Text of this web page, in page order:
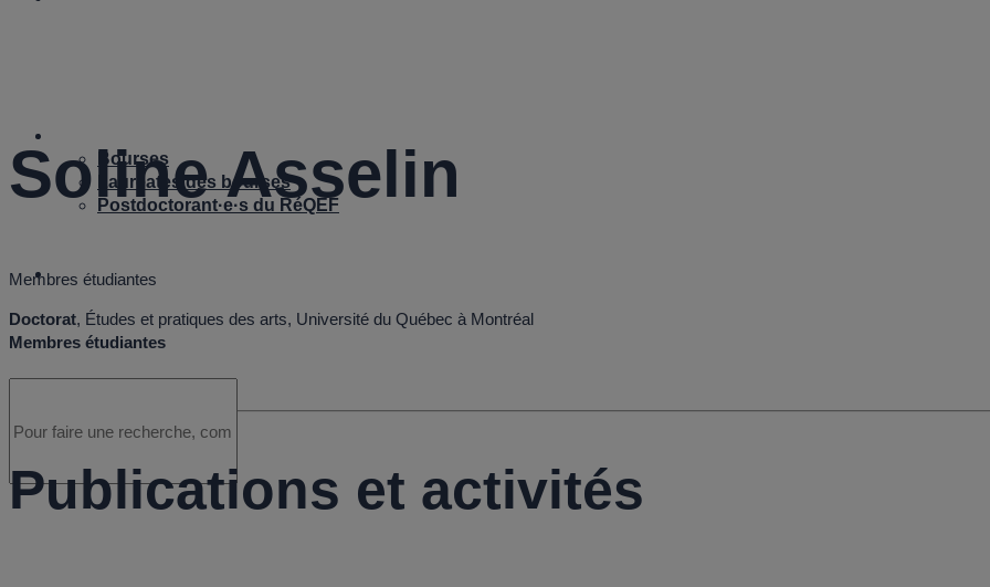
Bourses
Lauréates des bourses
Postdoctorant·e·s du RéQEF
Nous joindre
Soline Asselin
Membres étudiantes
Doctorat, Études et pratiques des arts, Université du Québec à Montréal
Membres étudiantes
Publications et activités